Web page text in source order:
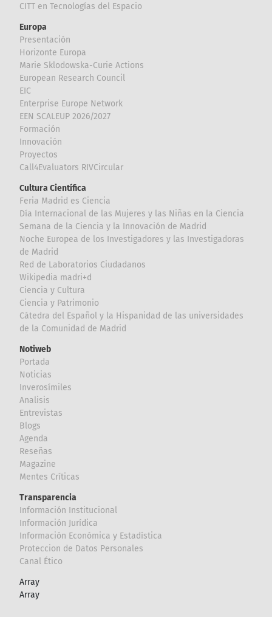
CITT en Tecnologías del Espacio
Europa
Presentación
Horizonte Europa
Marie Sklodowska-Curie Actions
European Research Council
EIC
Enterprise Europe Network
EEN SCALEUP 2026/2027
Formación
Innovación
Proyectos
Call4Evaluators RIVCircular
Cultura Científica
Feria Madrid es Ciencia
Día Internacional de las Mujeres y las Niñas en la Ciencia
Semana de la Ciencia y la Innovación de Madrid
Noche Europea de los Investigadores y las Investigadoras
de Madrid
Red de Laboratorios Ciudadanos
Wikipedia madri+d
Ciencia y Cultura
Ciencia y Patrimonio
Cátedra del Español y la Hispanidad de las universidades
de la Comunidad de Madrid
Notiweb
Portada
Noticias
Inverosímiles
Analisis
Entrevistas
Blogs
Agenda
Reseñas
Magazine
Mentes Críticas
Transparencia
Información Institucional
Información Jurídica
Información Económica y Estadística
Proteccion de Datos Personales
Canal Ético
Array
Array